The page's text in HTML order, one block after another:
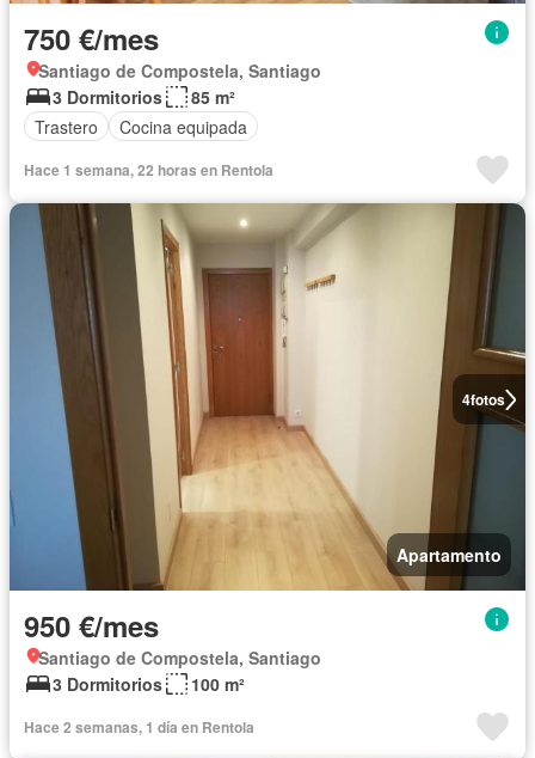
750 €/mes
Santiago de Compostela, Santiago
3 Dormitorios
85 m²
Trastero
Cocina equipada
Hace 1 semana, 22 horas en Rentola
4fotos
Apartamento
950 €/mes
Santiago de Compostela, Santiago
3 Dormitorios
100 m²
Hace 2 semanas, 1 día en Rentola